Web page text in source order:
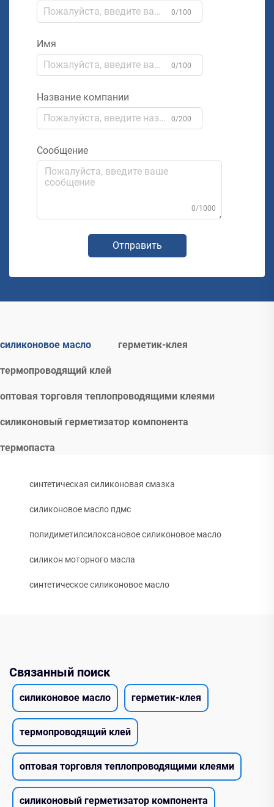
0/100
Имя
0/100
Название компании
0/200
Сообщение
0/1000
Отправить
силиконовое масло герметик-клея
термопроводящий клей
оптовая торговля теплопроводящими клеями
силиконовый герметизатор компонента
термопаста
синтетическая силиконовая смазка
силиконовое масло пдмс
полидиметилсилоксановое силиконовое масло
силикон моторного масла
синтетическое силиконовое масло
Связанный поиск
силиконовое масло герметик-клея
термопроводящий клей
оптовая торговля теплопроводящими клеями
силиконовый герметизатор компонента